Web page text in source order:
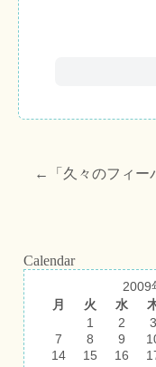
←「 久々のフィ
Calendar
2009
月
火 水
1
2 3
7
8 9
14
15 16